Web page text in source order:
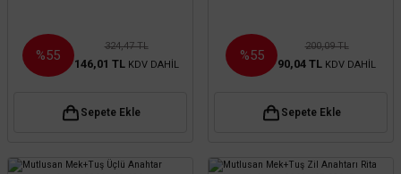
%55
324,47 TL
146,01 TL KDV DAHİL
Sepete Ekle
%55
200,09 TL
90,04 TL KDV DAHİL
Sepete Ekle